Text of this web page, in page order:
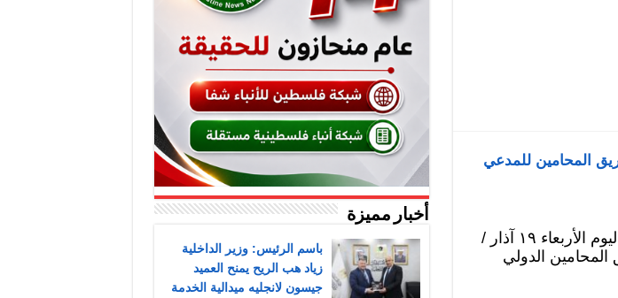
المحامين للمدعي
شفا – قدم صباح اليوم الأربعاء ١٩ آذار /
فريق المحامين الدولي
أخبار مميزة
باسم الرئيس: وزير الداخلية
زياد هب الريح يمنح العميد
جيسون لانجليه ميدالية الخدمة